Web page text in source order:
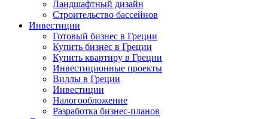
Ландшафтный дизайн
Строительство бассейнов
Инвестиции
Готовый бизнес в Греции
Купить бизнес в Греции
Купить квартиру в Греции
Инвестиционные проекты
Виллы в Греции
Инвестиции
Налогообложение
Разработка бизнес-планов